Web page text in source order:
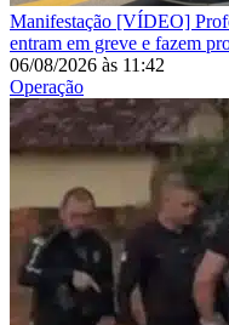
Manifestação [VÍDEO]
entram em greve e fazem
06/08/2026 às 11:42
Operação